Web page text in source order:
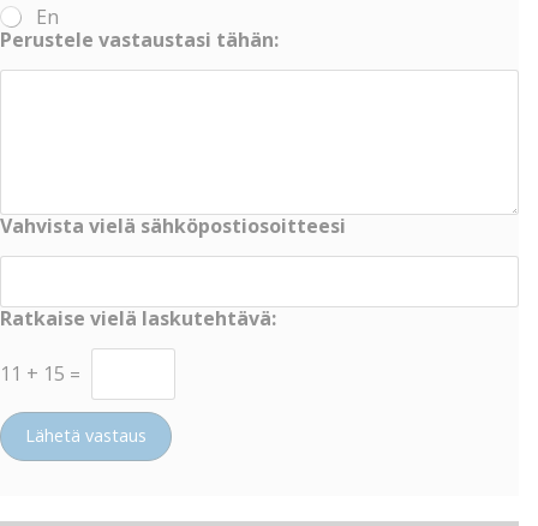
En
Perustele vastaustasi tähän:
Vahvista vielä sähköpostiosoitteesi
Ratkaise vielä laskutehtävä:
11 + 15 =
Lähetä vastaus